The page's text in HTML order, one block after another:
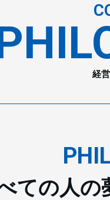
経
ての人の